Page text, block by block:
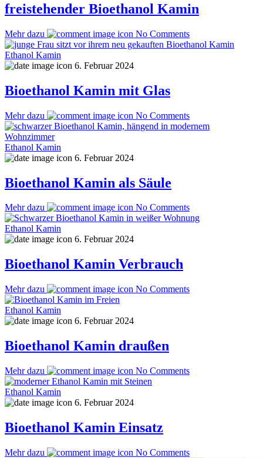
freistehender Bioethanol Kamin
Mehr dazu No Comments
Ethanol Kamin
6. Februar 2024
Bioethanol Kamin mit Glas
Mehr dazu No Comments
Ethanol Kamin
6. Februar 2024
Bioethanol Kamin als Säule
Mehr dazu No Comments
Ethanol Kamin
6. Februar 2024
Bioethanol Kamin Verbrauch
Mehr dazu No Comments
Ethanol Kamin
6. Februar 2024
Bioethanol Kamin draußen
Mehr dazu No Comments
Ethanol Kamin
6. Februar 2024
Bioethanol Kamin Einsatz
Mehr dazu No Comments